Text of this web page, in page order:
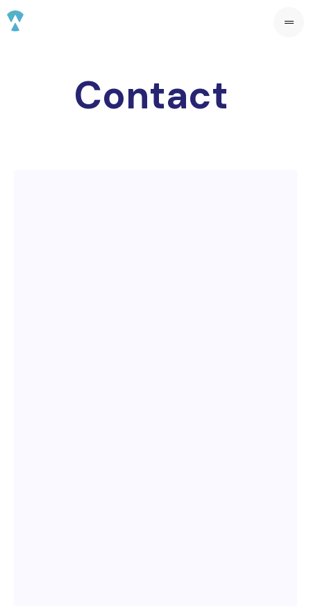
Contact